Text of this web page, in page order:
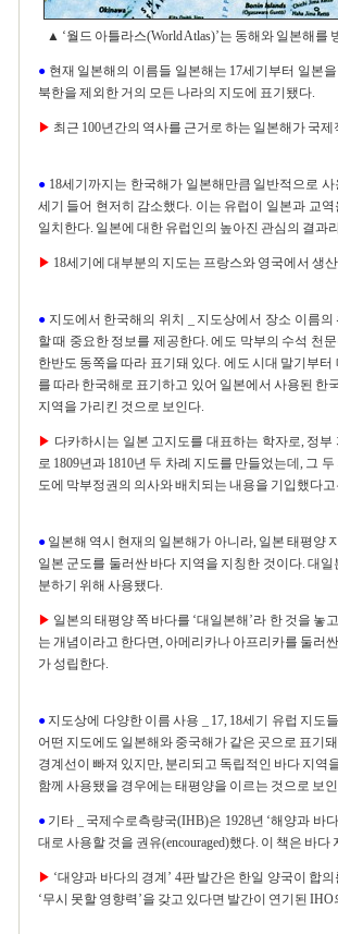
▲ ‘월드 아틀라스(World Atlas)’는 동해와 일본해를
● 현재 일본해의 이름들 일본해는 17세기부터 일본
북한을 제외한 거의 모든 나라의 지도에 표기됐다.
▶ 최근 100년간의 역사를 근거로 하는 일본해가 국
● 18세기까지는 한국해가 일본해만큼 일반적으로
세기 들어 현저히 감소했다. 이는 유럽이 일본과 교
일치한다. 일본에 대한 유럽인의 높아진 관심의 결과
▶ 18세기에 대부분의 지도는 프랑스와 영국에서 생
● 지도에서 한국해의 위치 _ 지도상에서 장소 이름
할 때 중요한 정보를 제공한다. 에도 막부의 수석 천
한반도 동쪽을 따라 표기돼 있다. 에도 시대 말기부
를 따라 한국해로 표기하고 있어 일본에서 사용된
지역을 가리킨 것으로 보인다.
▶ 다카하시는 일본 고지도를 대표하는 학자로, 정
로 1809년과 1810년 두 차례 지도를 만들었는데, 그
도에 막부정권의 의사와 배치되는 내용을 기입했다
●일본해 역시 현재의 일본해가 아니라, 일본 태평양
일본 군도를 둘러싼 바다 지역을 지칭한 것이다. 대일
분하기 위해 사용됐다.
▶ 일본의 태평양 쪽 바다를 ‘대일본해’라 한 것을
는 개념이라고 한다면, 아메리카나 아프리카를 둘러
가 성립한다.
●지도상에 다양한 이름 사용 _ 17, 18세기 유럽 지도
어떤 지도에도 일본해와 중국해가 같은 곳으로 표기
경계선이 빠져 있지만, 분리되고 독립적인 바다 지
함께 사용됐을 경우에는 태평양을 이르는 것으로 보
●기타 _ 국제수로측량국(IHB)은 1928년 ‘해양과 바
대로 사용할 것을 권유(encouraged)했다. 이 책은 바
▶ ‘대양과 바다의 경계’ 4판 발간은 한일 양국이 합
‘무시 못할 영향력’을 갖고 있다면 발간이 연기된